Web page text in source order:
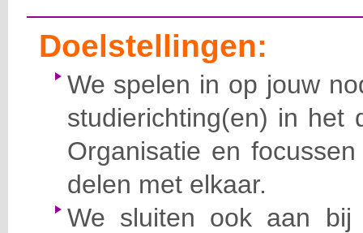
Doelstellingen:
We spelen in op jouw
studierichting(en) in het
Organisatie en
delen met elkaar.
We sluiten ook aan bij